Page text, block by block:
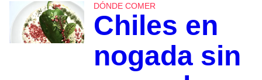
DÓNDE COMER
Chiles en
nogada sin